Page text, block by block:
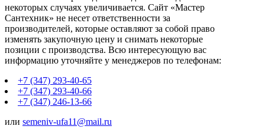
некоторых случаях увеличивается. Сайт «Мастер
Сантехник» не несет ответственности за
производителей, которые оставляют за собой право
изменять закупочную цену и снимать некоторые
позиции с производства. Всю интересующую вас
информацию уточняйте у менеджеров по телефонам:
+7 (347) 293-40-65
+7 (347) 293-40-66
+7 (347) 246-13-66
или semeniv-ufa11@mail.ru